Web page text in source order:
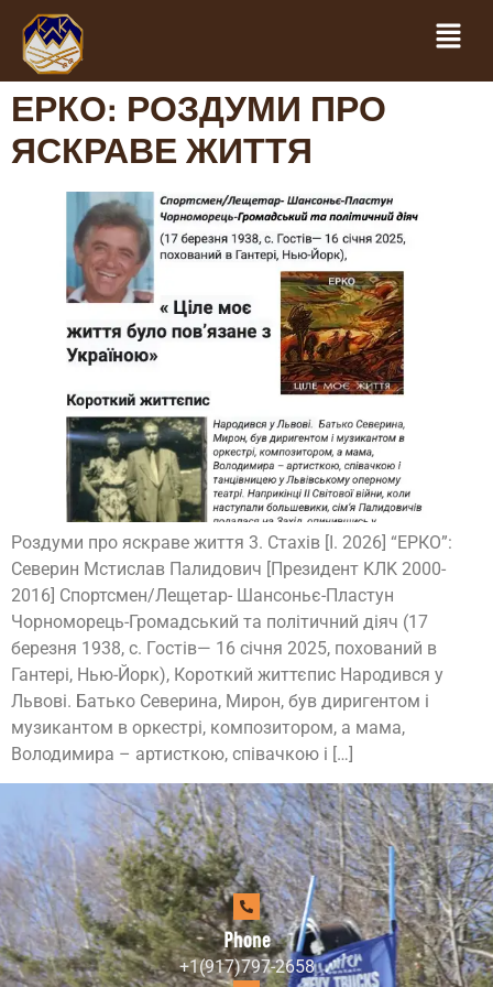
ЕРКО: РОЗДУМИ ПРО
ЯСКРАВЕ ЖИТТЯ
Роздуми про яскраве життя 3. Стахів [I. 2026] “ЕРКО”:
Северин Мстислав Палидович [Президент KЛK 2000-
2016] Спортсмен/Лещетар- Шансоньє-Пластун
Чорноморець-Громадський та політичний діяч (17
березня 1938, с. Гостів— 16 січня 2025, похований в
Гантерi, Нью-Йорк), Короткий життєпис Народився у
Львові. Батько Северинa, Мирон, був диригентом і
музикантом в оркестрі, композитором, а мамa,
Володимира – артисткою, співачкою і […]
Phone
+1(917)797-2658